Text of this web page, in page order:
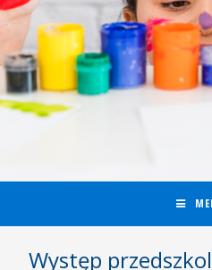
Występ